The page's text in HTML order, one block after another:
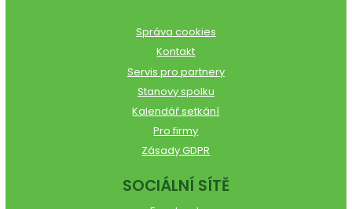
Správa cookies
Kontakt
Servis pro partnery
Stanovy spolku
Kalendář setkání
Pro firmy
Zásady GDPR
SOCIÁLNÍ SÍTĚ